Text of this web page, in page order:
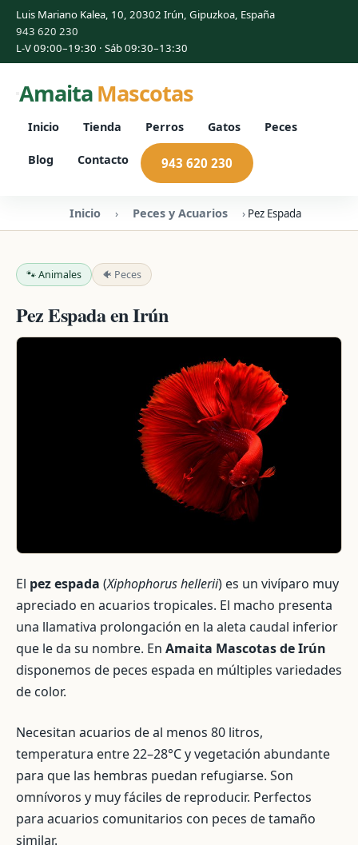
Luis Mariano Kalea, 10, 20302 Irún, Gipuzkoa, España
943 620 230
L-V 09:00–19:30 · Sáb 09:30–13:30
AmaitaMascotas
Inicio Tienda Perros Gatos Peces
Blog Contacto 943 620 230
Inicio › Peces y Acuarios › Pez Espada
🐾 Animales 🐠 Peces
Pez Espada en Irún
El pez espada (Xiphophorus hellerii) es un vivíparo muy
apreciado en acuarios tropicales. El macho presenta
una llamativa prolongación en la aleta caudal inferior
que le da su nombre. En Amaita Mascotas de Irún
disponemos de peces espada en múltiples variedades
de color.
Necesitan acuarios de al menos 80 litros,
temperatura entre 22–28°C y vegetación abundante
para que las hembras puedan refugiarse. Son
omnívoros y muy fáciles de reproducir. Perfectos
para acuarios comunitarios con peces de tamaño
similar.